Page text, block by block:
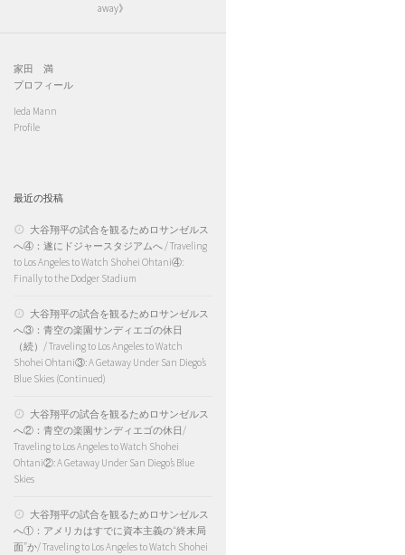
away》
家田 満
プロフィール
Ieda Mann
Profile
最近の投稿
大谷翔平の試合を観るためロサンゼルス
へ④：遂にドジャースタジアムへ / Traveling
to Los Angeles to Watch Shohei Ohtani④:
Finally to the Dodger Stadium
大谷翔平の試合を観るためロサンゼルス
へ③：青空の楽園サンディエゴの休日
（続）/ Traveling to Los Angeles to Watch
Shohei Ohtani③: A Getaway Under San Diego’s
Blue Skies (Continued)
大谷翔平の試合を観るためロサンゼルス
へ②：青空の楽園サンディエゴの休日/
Traveling to Los Angeles to Watch Shohei
Ohtani②: A Getaway Under San Diego’s Blue
Skies
大谷翔平の試合を観るためロサンゼルス
へ①：アメリカはすでに資本主義の“終末局
面”か/ Traveling to Los Angeles to Watch Shohei